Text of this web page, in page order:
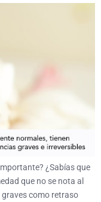
¿Sabías que
que no se nota al
como retraso